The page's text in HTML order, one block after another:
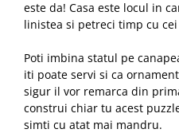
este da! Casa este locul in
linistea si petreci timp cu
Poti imbina statul pe
iti poate servi si ca
sigur il vor remarca din
construi chiar tu acest
simti cu atat mai mandru.